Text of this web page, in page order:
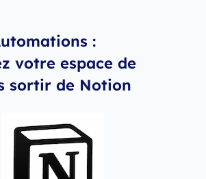
:
votre espace de
sortir de Notion